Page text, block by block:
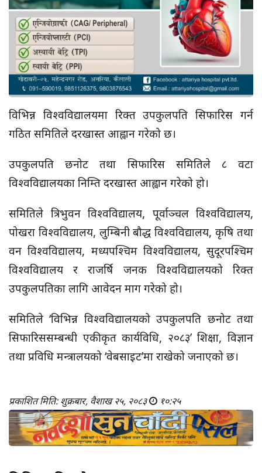
विभिन्न विश्वविद्यालयमा रिक्त उपकुलपति सिफारिस गर्न
गठित समितिले दरखास्त आह्वान गरेको छ।
उपकुलपति छनोट तथा सिफारिस समितिले ८ वटा
विश्वविद्यालयका निम्ति दरखास्त आह्वान गरेको हो।
समितिले त्रिभुवन विश्वविद्यालय, पूर्वाञ्चल विश्वविद्यालय,
पोखरा विश्वविद्यालय, लुम्बिनी बौद्ध विश्वविद्यालय, कृषि तथा
वन विश्वविद्यालय, मध्यपश्चिम विश्वविद्यालय, सुदूरपश्चिम
विश्वविद्यालय र राजर्षि जनक विश्वविद्यालयको रिक्त
उपकुलपतिका लागि आवेदन माग गरेको हो।
समितिले ‘विभिन्न विश्वविद्यालयको उपकुलपति छनोट तथा
सिफारिससम्बन्धी एकीकृत कार्यविधि, २०८३’ शिक्षा, विज्ञान
तथा प्रविधि मन्त्रालयको ‘वेबसाइट’मा राखेको जनाएको छ।
प्रकाशित मिति: शुक्रबार, वैशाख २५, २०८३ १०:२५